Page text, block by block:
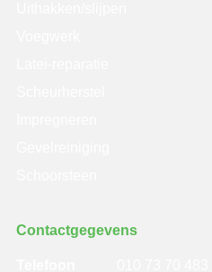
Contactgegevens